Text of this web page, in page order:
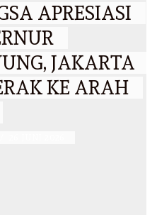
APRESIASI
JAKARTA
KE ARAH